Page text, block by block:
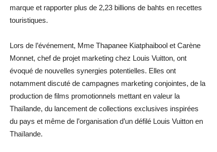
marque et rapporter plus de 2,23 billions de bahts en recettes
touristiques.
Lors de l’événement, Mme Thapanee Kiatphaibool et Carène
Monnet, chef de projet marketing chez Louis Vuitton, ont
évoqué de nouvelles synergies potentielles. Elles ont
notamment discuté de campagnes marketing conjointes, de la
production de films promotionnels mettant en valeur la
Thaïlande, du lancement de collections exclusives inspirées
du pays et même de l’organisation d’un défilé Louis Vuitton en
Thaïlande.